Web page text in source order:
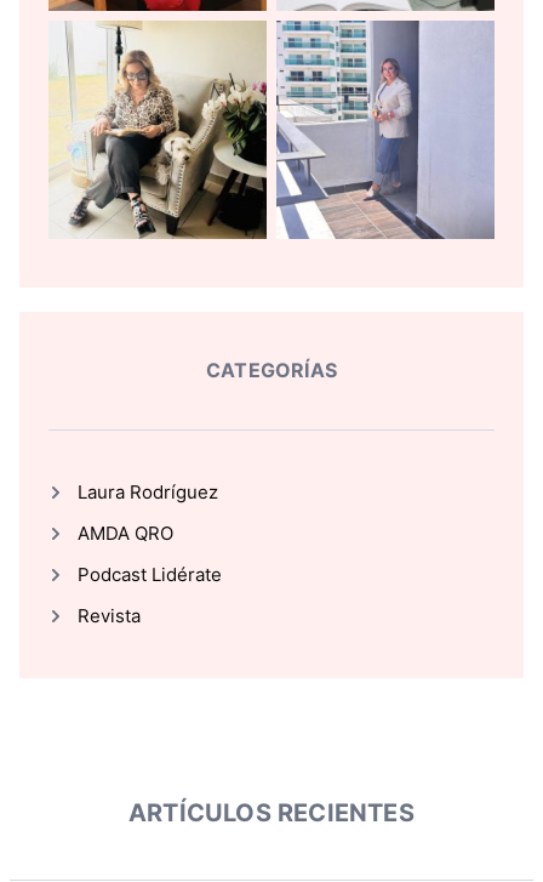
CATEGORÍAS
Laura Rodríguez
AMDA QRO
Podcast Lidérate
Revista
ARTÍCULOS RECIENTES